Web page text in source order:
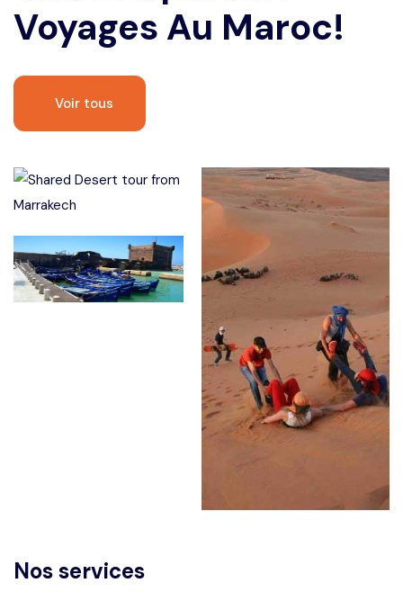
Voyages Au Maroc!
Voir tous
Nos services